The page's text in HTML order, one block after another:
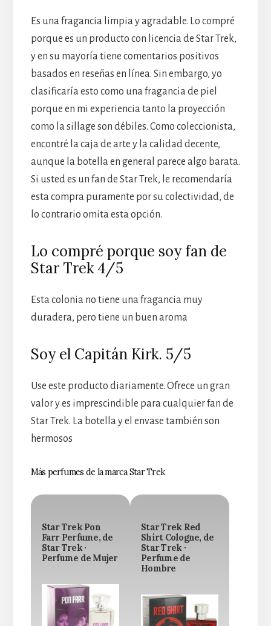
Es una fragancia limpia y agradable. Lo compré
porque es un producto con licencia de Star Trek,
y en su mayoría tiene comentarios positivos
basados en reseñas en línea. Sin embargo, yo
clasificaría esto como una fragancia de piel
porque en mi experiencia tanto la proyección
como la sillage son débiles. Como coleccionista,
encontré la caja de arte y la calidad decente,
aunque la botella en general parece algo barata.
Si usted es un fan de Star Trek, le recomendaría
esta compra puramente por su colectividad, de
lo contrario omita esta opción.
Lo compré porque soy fan de
Star Trek 4/5
Esta colonia no tiene una fragancia muy
duradera, pero tiene un buen aroma
Soy el Capitán Kirk. 5/5
Use este producto diariamente. Ofrece un gran
valor y es imprescindible para cualquier fan de
Star Trek. La botella y el envase también son
hermosos
Más perfumes de la marca Star Trek
Star Trek Pon
Farr Perfume, de
Star Trek ·
Perfume de Mujer
Star Trek Red
Shirt Cologne, de
Star Trek ·
Perfume de
Hombre